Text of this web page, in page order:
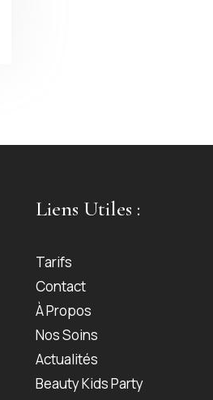
Liens Utiles :
Tarifs
Contact
À Propos
Nos Soins
Actualités
Beauty Kids Party